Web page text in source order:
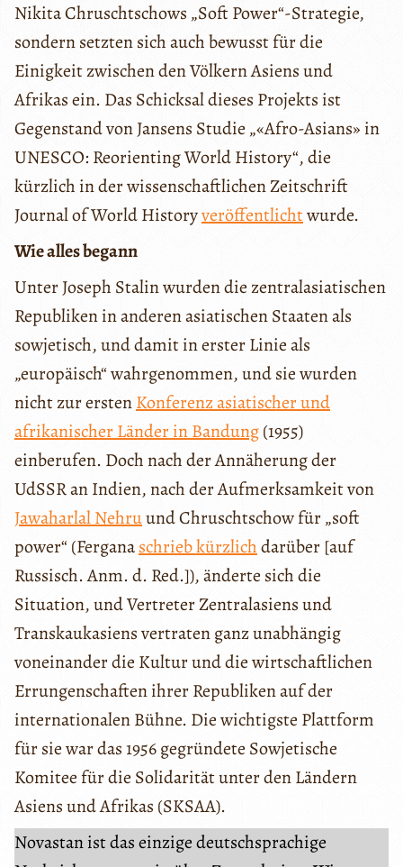
Nikita Chruschtschows „Soft Power“-Strategie,
sondern setzten sich auch bewusst für die
Einigkeit zwischen den Völkern Asiens und
Afrikas ein. Das Schicksal dieses Projekts ist
Gegenstand von Jansens Studie „«Afro-Asians» in
UNESCO: Reorienting World History“, die
kürzlich in der wissenschaftlichen Zeitschrift
Journal of World Historyveröffentlichtwurde.
Wie alles begann
Unter Joseph Stalin wurden die zentralasiatischen
Republiken in anderen asiatischen Staaten als
sowjetisch, und damit in erster Linie als
„europäisch“ wahrgenommen, und sie wurden
nicht zur erstenKonferenz asiatischer und
afrikanischer Länder in Bandung(1955)
einberufen. Doch nach der Annäherung der
UdSSR an Indien, nach der Aufmerksamkeit von
Jawaharlal Nehruund Chruschtschow für „soft
power“ (Ferganaschrieb kürzlichdarüber [auf
Russisch. Anm. d. Red.]), änderte sich die
Situation, und Vertreter Zentralasiens und
Transkaukasiens vertraten ganz unabhängig
voneinander die Kultur und die wirtschaftlichen
Errungenschaften ihrer Republiken auf der
internationalen Bühne. Die wichtigste Plattform
für sie war das 1956 gegründete Sowjetische
Komitee für die Solidarität unter den Ländern
Asiens und Afrikas (SKSAA).
Novastan ist das einzige deutschsprachige